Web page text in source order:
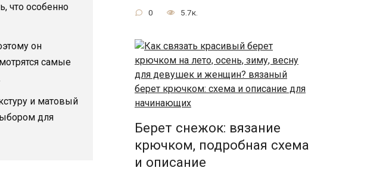
что особенно
он
самые
и матовый
для
0 5.7к.
Берет снежок: вязание
крючком, подробная схема
и описание